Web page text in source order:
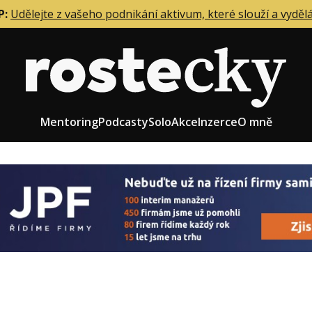
Udělejte z vašeho podnikání aktivum, které slouží a
MentoringPodcastySoloAkceInzerceO mně
firmy
zaměstnanců
Role zakladatele/CEO
Růst firmy